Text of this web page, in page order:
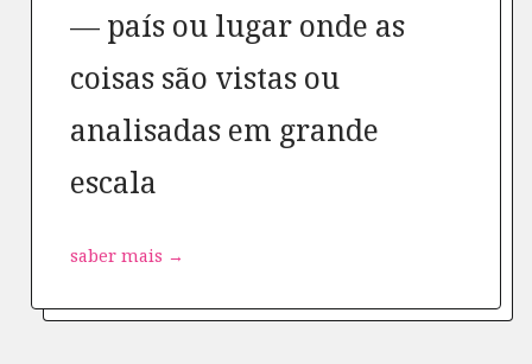
país ou lugar onde as
coisas são vistas ou
analisadas em grande
escala
saber mais →